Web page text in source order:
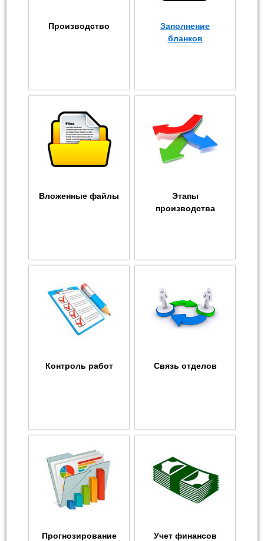
Производство
Заполнение
бланков
Вложенные файлы
Этапы
производства
Контроль работ Связь отделов
Прогнозирование Учет финансов